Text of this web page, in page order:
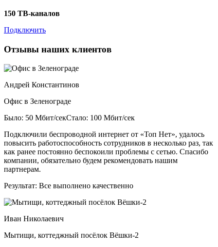
150 ТВ-каналов
Подключить
Отзывы наших клиентов
Андрей Константинов
Офис в Зеленограде
Было: 50 Мбит/секСтало: 100 Мбит/сек
Подключили беспроводной интернет от «Топ Нет», удалось
повысить работоспособность сотрудников в несколько раз, так
как ранее постоянно беспокоили проблемы с сетью. Спасибо
компании, обязательно будем рекомендовать нашим
партнерам.
Результат: Все выполнено качественно
Иван Николаевич
Мытищи, коттеджный посёлок Вёшки-2